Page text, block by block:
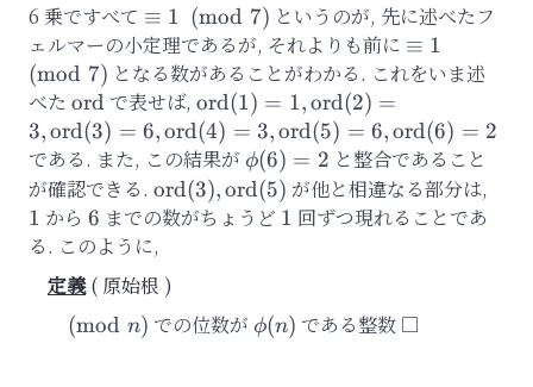
6 乗ですべて \equiv
1\pmod{7}
≡ 1 (mod 7) というのが, 先に述べたフ
ェルマーの小定理であるが, それよりも前に \equiv
1\pmod{7}
≡ 1
(mod 7) となる数があることがわかる. これをいま述
べた \mathrm{ord}
ordで表せば, \mathrm{ord}
(1)=1,
\mathrm{ord}
(2)=3,
\mathrm{ord}
\mathrm{ord}
ord(1) = 1,ord(2) =
3,ord(3) = 6,ord(4) = 3,ord(5) = 6,ord(6) = 2
である. また, この結果が \phi(6)
= 2
ϕ(6) = 2 と整合であること
が確認できる. \mathrm{ord}
(3),
(5)
ord(3),ord(5) が他と相違なる部分は,
1 から 6
6 までの数がちょうど 1
1 回ずつ現れることであ
る. このように,
原始根
\pmod{n}
(mod n) での位数が\phi(n)
ϕ(n) である整数